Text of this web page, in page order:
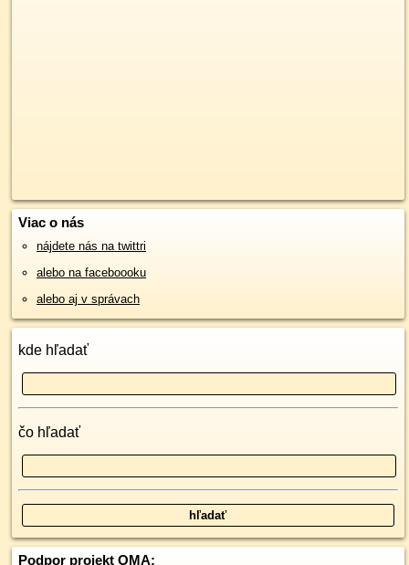
Viac o nás
nájdete nás na twittri
alebo na faceboooku
alebo aj v správach
kde hľadať
čo hľadať
Podpor projekt OMA: